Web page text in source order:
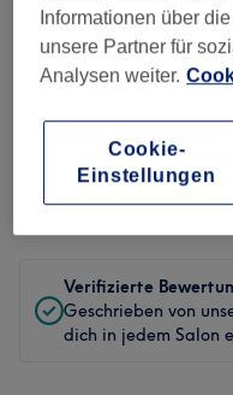
Service
Bewertungen filtern
Bewertung
Verifizierte
Geschrieben von
dich in jedem Salon
Informationen über
unsere Partner für
Analysen weiter.
Cookie-
Einstellungen